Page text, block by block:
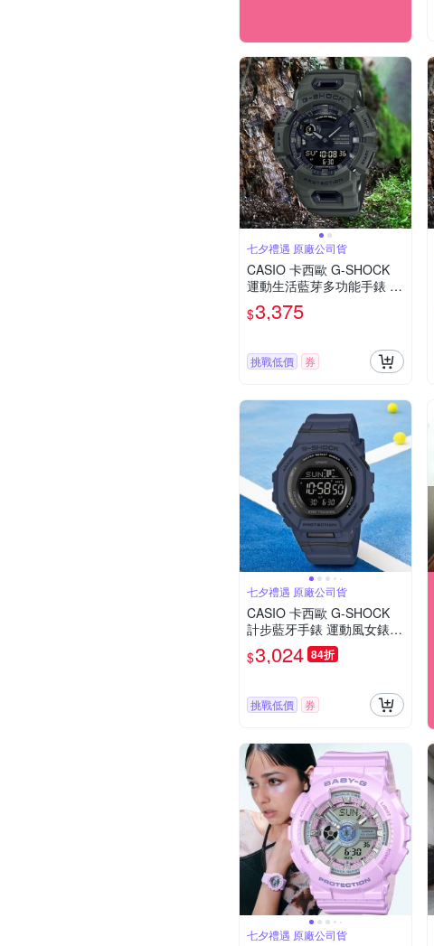
七夕禮遇 原廠公司貨
CASIO 卡西歐 G-SHOCK
運動生活藍芽多功能手錶 七
夕寵愛季 送禮推薦-墨綠 GB
A-900UU-3A
$3,375
挑戰低價 券
七夕禮遇 原廠公司貨
CASIO 卡西歐 G-SHOCK
計步藍牙手錶 運動風女錶
七夕寵愛季 送禮推薦-海軍
藍 GMD-B300-2
$3,024 84折
挑戰低價 券
七夕禮遇 原廠公司貨